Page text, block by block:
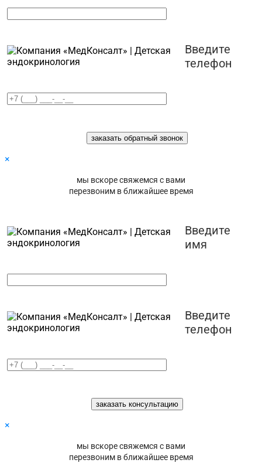
Введите
телефон
×
мы вскоре свяжемся с вами
перезвоним в ближайшее время
Введите
имя
Введите
телефон
×
мы вскоре свяжемся с вами
перезвоним в ближайшее время